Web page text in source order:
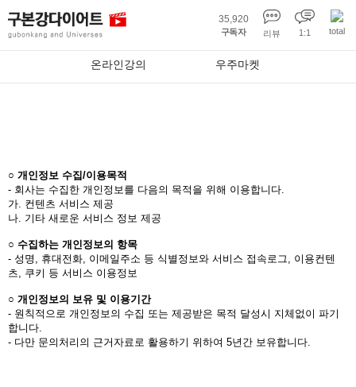
온라인강의 우주마켓
35,920
구독자 리뷰 1:1 total
○ 개인정보 수집/이용목적
- 회사는 수집한 개인정보를 다음의 목적을 위해 이용합니다.
가. 컨텐츠 서비스 제공
나. 기타 새로운 서비스 정보 제공
○ 수집하는 개인정보의 항목
- 성명, 휴대전화, 이메일주소 등 식별정보와 서비스 접속로그, 이용컨텐
츠, 쿠키 등 서비스 이용정보
○ 개인정보의 보유 및 이용기간
- 원칙적으로 개인정보의 수집 또는 제공받은 목적 달성시 지체없이 파기
합니다.
- 다만 문의처리의 근거자료로 활용하기 위하여 5년간 보유합니다.